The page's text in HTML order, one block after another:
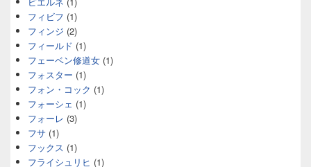
フィビフ (1)
フィンジ (2)
フィールド (1)
フェーベン修道女 (1)
フォスター (1)
フォン・コック (1)
フォーシェ (1)
フォーレ (3)
フサ (1)
フックス (1)
フライシュリヒ (1)